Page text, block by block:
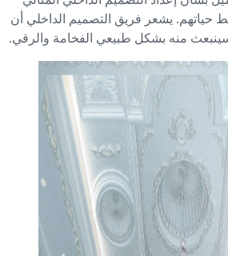
يشعر فريق التصميم الداخلي أن
منه بشكل طبيعي الفخامة والرقي.